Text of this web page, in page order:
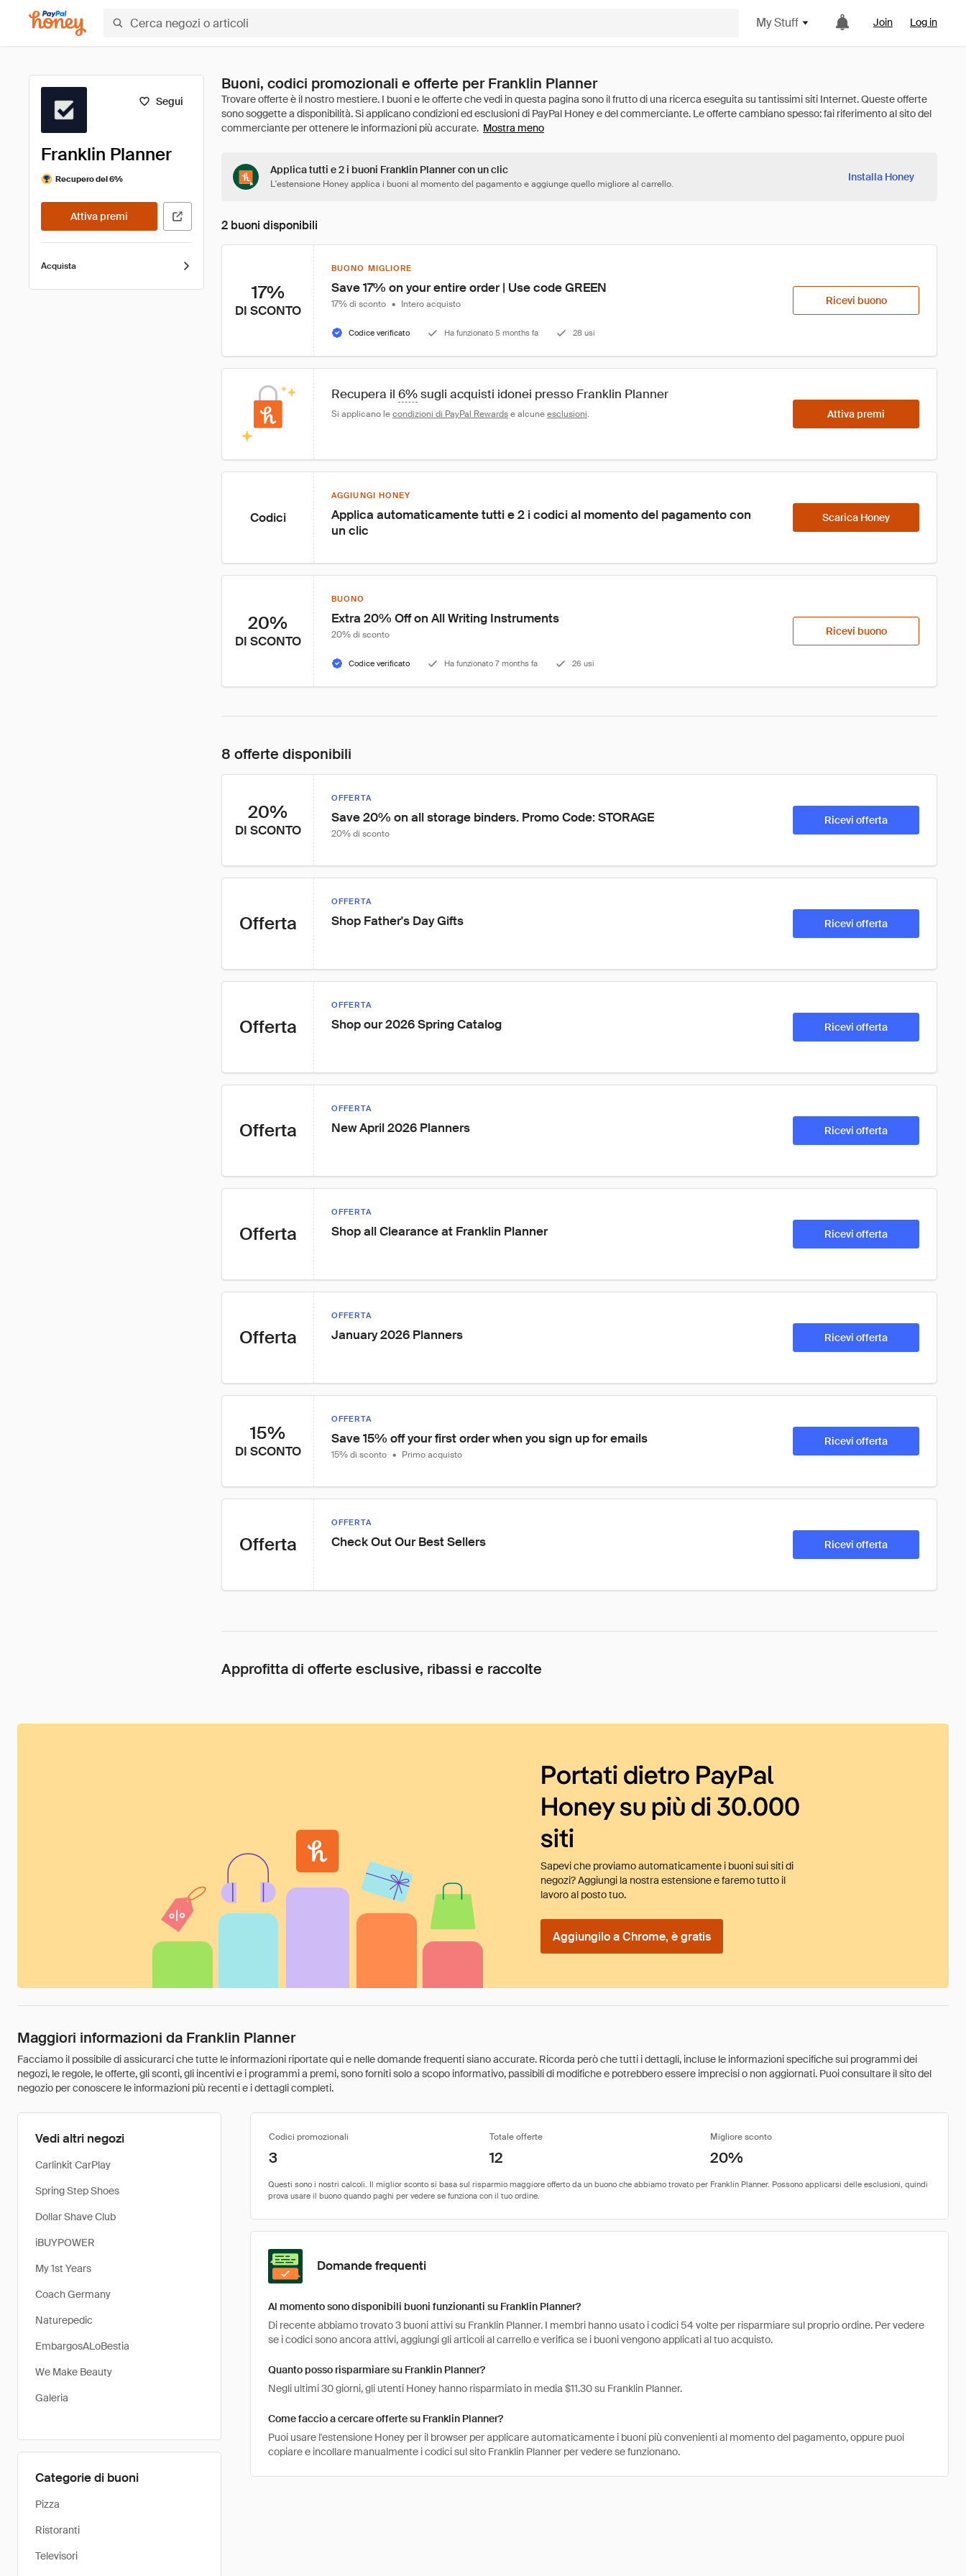
My Stuff Join Log in
Segui
Franklin Planner
Recupero del 6%
Attiva premi
Acquista
Buoni, codici promozionali e offerte per Franklin Planner
Mostra meno
Applica tutti e 2 i buoni Franklin Planner con un clic
L'estensione Honey applica i buoni al momento del pagamento e aggiunge quello migliore al carrello.
Installa Honey
2 buoni disponibili
17%
DI SCONTO
BUONO MIGLIORE
Save 17% on your entire order | Use code GREEN
17% di sconto • Intero acquisto
Codice verificato Ha funzionato 5 months fa 28 usi
Ricevi buono
Recupera il 6% sugli acquisti idonei presso Franklin Planner
Si applicano le condizioni di PayPal Rewards e alcune esclusioni. Attiva premi
Codici
AGGIUNGI HONEY
Applica automaticamente tutti e 2 i codici al momento del pagamento con
un clic
Scarica Honey
20%
DI SCONTO
BUONO
Extra 20% Off on All Writing Instruments
20% di sconto
Codice verificato Ha funzionato 7 months fa 26 usi
Ricevi buono
8 offerte disponibili
20%
DI SCONTO
OFFERTA
Save 20% on all storage binders. Promo Code: STORAGE
20% di sconto
Ricevi offerta
Offerta
OFFERTA
Shop Father's Day Gifts Ricevi offerta
Offerta
OFFERTA
Shop our 2026 Spring Catalog Ricevi offerta
Offerta
OFFERTA
New April 2026 Planners Ricevi offerta
Offerta
OFFERTA
Shop all Clearance at Franklin Planner Ricevi offerta
Offerta
OFFERTA
January 2026 Planners Ricevi offerta
15%
DI SCONTO
OFFERTA
Save 15% off your first order when you sign up for emails
15% di sconto • Primo acquisto
Ricevi offerta
Offerta
OFFERTA
Check Out Our Best Sellers Ricevi offerta
Approfitta di offerte esclusive, ribassi e raccolte
Portati dietro PayPal
Honey su più di 30.000
siti
Sapevi che proviamo automaticamente i buoni sui siti di
negozi? Aggiungi la nostra estensione e faremo tutto il
lavoro al posto tuo.
Aggiungilo a Chrome, è gratis
Maggiori informazioni da Franklin Planner
Facciamo il possibile di assicurarci che tutte le informazioni riportate qui e nelle domande frequenti siano accurate. Ricorda però che tutti i dettagli, incluse le informazioni specifiche sui programmi dei
negozi, le regole, le offerte, gli sconti, gli incentivi e i programmi a premi, sono forniti solo a scopo informativo, passibili di modifiche e potrebbero essere imprecisi o non aggiornati. Puoi consultare il sito del
negozio per conoscere le informazioni più recenti e i dettagli completi.
Vedi altri negozi
Carlinkit CarPlay
Spring Step Shoes
Dollar Shave Club
iBUYPOWER
My 1st Years
Coach Germany
Naturepedic
EmbargosALoBestia
We Make Beauty
Galeria
Categorie di buoni
Pizza
Ristoranti
Televisori
Codici promozionali Totale offerte Migliore sconto
3 12 20%
Domande frequenti
Al momento sono disponibili buoni funzionanti su Franklin Planner?
Di recente abbiamo trovato 3 buoni attivi su Franklin Planner. I membri hanno usato i codici 54 volte per risparmiare sul proprio ordine. Per vedere
se i codici sono ancora attivi, aggiungi gli articoli al carrello e verifica se i buoni vengono applicati al tuo acquisto.
Quanto posso risparmiare su Franklin Planner?
Negli ultimi 30 giorni, gli utenti Honey hanno risparmiato in media $11.30 su Franklin Planner.
Come faccio a cercare offerte su Franklin Planner?
Puoi usare l'estensione Honey per il browser per applicare automaticamente i buoni più convenienti al momento del pagamento, oppure puoi
copiare e incollare manualmente i codici sul sito Franklin Planner per vedere se funzionano.